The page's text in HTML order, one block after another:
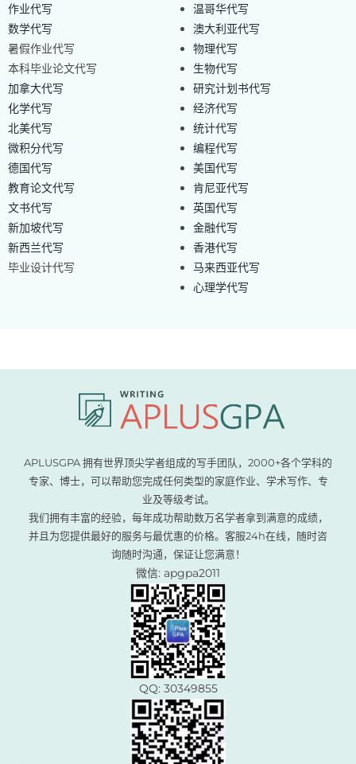
作业代写
数学代写
暑假作业代写
本科毕业论文代写
加拿大代写
化学代写
北美代写
微积分代写
德国代写
教育论文代写
文书代写
新加坡代写
新西兰代写
毕业设计代写
温哥华代写
澳大利亚代写
物理代写
生物代写
研究计划书代写
经济代写
统计代写
编程代写
美国代写
肯尼亚代写
英国代写
金融代写
香港代写
马来西亚代写
心理学代写
APLUSGPA 拥有世界顶尖学者组成的写手团队，2000+各个学科的
专家、博士，可以帮助您完成任何类型的家庭作业、学术写作、专
业及等级考试。
我们拥有丰富的经验，每年成功帮助数万名学者拿到满意的成绩，
并且为您提供最好的服务与最优惠的价格。客服24h在线，随时咨
询随时沟通，保证让您满意！
微信: apgpa2011
QQ: 30349855